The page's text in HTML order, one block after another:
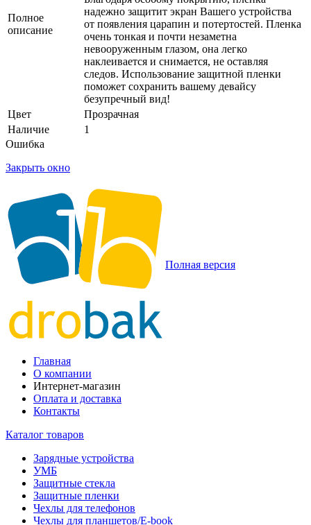
Полное
описание
надежно защитит экран Вашего устройства
от появления царапин и потертостей. Пленка
очень тонкая и почти незаметна
невооруженным глазом, она легко
наклеивается и снимается, не оставляя
следов. Использование защитной пленки
поможет сохранить вашему девайсу
безупречный вид!
Цвет
Прозрачная
Наличие
1
Ошибка
Закрыть окно
Полная версия
Главная
О компании
Интернет-магазин
Оплата и доставка
Контакты
Каталог товаров
Зарядные устройства
УМБ
Защитные стекла
Защитные пленки
Чехлы для телефонов
Чехлы для планшетов/E-book